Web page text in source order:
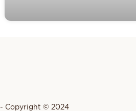
- Copyright © 2024